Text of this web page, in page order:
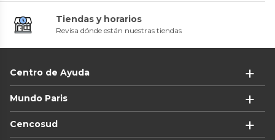
Tiendas y horarios
Revisa dónde están nuestras tiendas
Centro de Ayuda
Mundo Paris
Cencosud